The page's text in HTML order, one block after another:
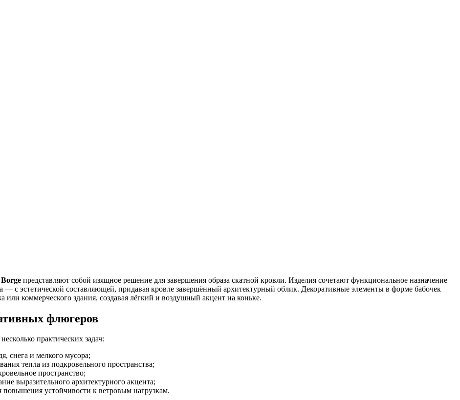
представляют собой изящное решение для завершения образа скатной кровли. Изделия сочетают функциональное назначение
— с эстетической составляющей, придавая кровле завершённый архитектурный облик. Декоративные элементы в форме бабочек
или коммерческого здания, создавая лёгкий и воздушный акцент на коньке.
флюгеров
практических задач:
снега и мелкого мусора;
тепла из подкровельного пространства;
пространство;
выразительного архитектурного акцента;
повышения устойчивости к ветровым нагрузкам.